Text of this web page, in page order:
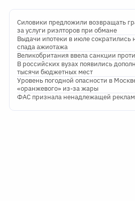
Силовики предложили возвращать
за услуги риэлторов при обмане
Выдачи ипотеки в июле сократились
спада ажиотажа
Великобритания ввела санкции
В российских вузах появились
тысячи бюджетных мест
Уровень погодной опасности в
«оранжевого» из-за жары
ФАС признала ненадлежащей